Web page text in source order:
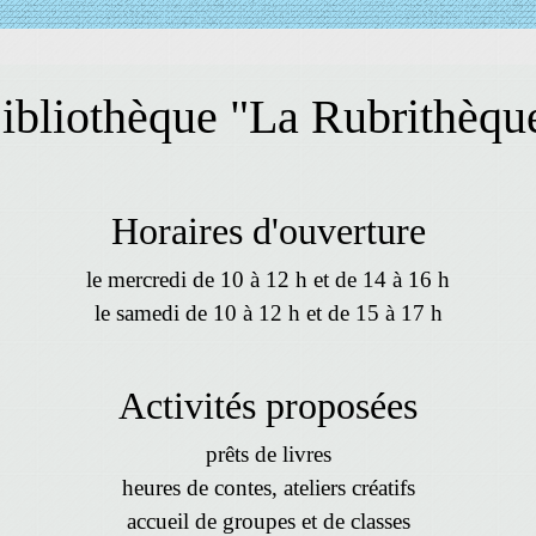
"La
Horaires d'ouverture
le mercredi de 10 à 12 h et de 14 à 16 h
le samedi de 10 à 12 h et de 15 à 17 h
Activités proposées
prêts de livres
heures de contes, ateliers créatifs
accueil de groupes et de classes